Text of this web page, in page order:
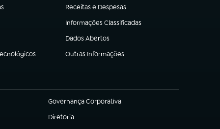
Receitas e Despesas
(abre em nova aba)
Informações Classificadas
(abre em nova aba)
Dados Abertos
(abre em nova aba)
Outras Informações
(abre em nova aba)
Governança Corporativa
(abre em nova aba)
Diretoria
(abre em nova aba)